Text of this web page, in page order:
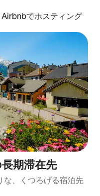
Airbnbでホスティング
期滞在先
な、くつろげる宿泊先